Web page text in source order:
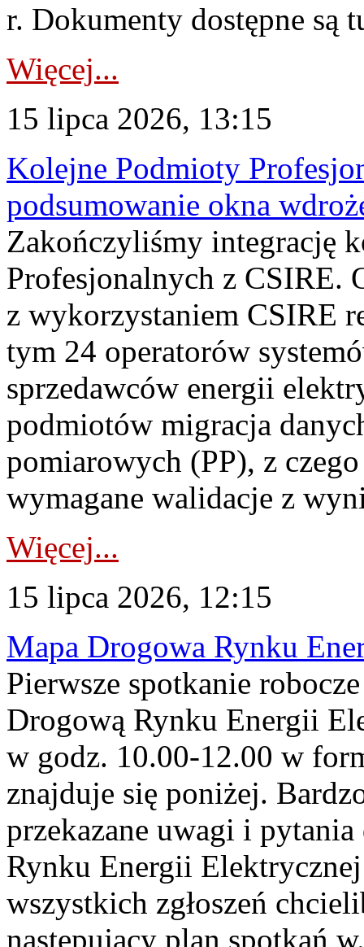
r. Dokumenty dostępne są
Więcej...
15 lipca 2026, 13:15
Kolejne Podmioty
podsumowanie okna
Zakończyliśmy integrację
Profesjonalnych z CSIRE.
z wykorzystaniem CSIRE
tym 24 operatorów
sprzedawców energii
podmiotów migracja
pomiarowych (PP), z
wymagane walidacje z
Więcej...
15 lipca 2026, 12:15
Mapa Drogowa Rynku
Pierwsze spotkanie
Drogową Rynku Energii
w godz. 10.00-12.00 w
znajduje się poniżej.
przekazane uwagi i
Rynku Energii
wszystkich zgłoszeń
następujący plan spotkań